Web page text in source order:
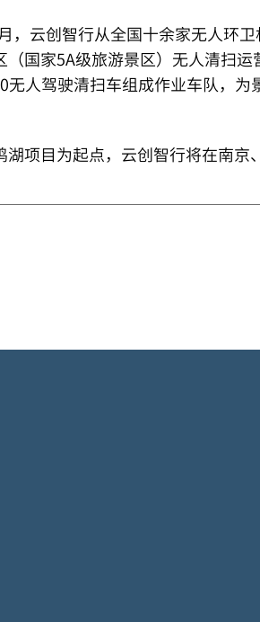
，云创智行从全国十余家无人环
（国家5A级旅游景区）无人清扫
无人驾驶清扫车组成作业车队，为
湖项目为起点，云创智行将在南京